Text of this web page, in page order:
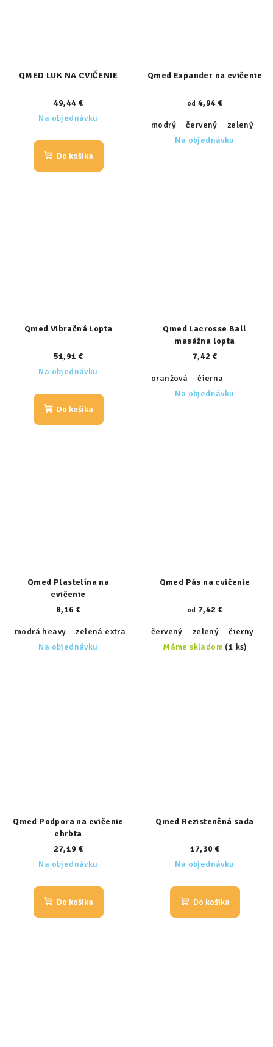
QMED LUK NA CVIČENIE
49,44 €
Na objednávku
Do košíka
Qmed Expander na cvičenie
od 4,94 €
modrý červený
zelený
Na objednávku
Qmed Vibračná Lopta
51,91 €
Na objednávku
Do košíka
Qmed Lacrosse Ball
masážna lopta
7,42 €
oranžová
čierna
Na objednávku
Qmed Plastelína na
cvičenie
8,16 €
modrá heavy zelená extra light červená medium
žltá light
Na objednávku
Qmed Pás na cvičenie
od 7,42 €
červený zelený čierny
Máme skladom (1 ks)
Qmed Podpora na cvičenie
chrbta
27,19 €
Na objednávku
Do košíka
Qmed Rezistenčná sada
17,30 €
Na objednávku
Do košíka